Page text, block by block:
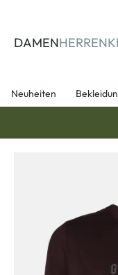
DAMENHERREN
Neuheiten